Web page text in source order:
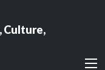
Culture,